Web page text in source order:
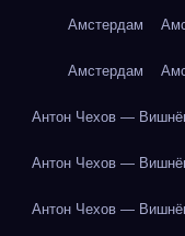
Амстердам
Амстердам
Антон Чехов —
Антон Чехов —
Антон Чехов —